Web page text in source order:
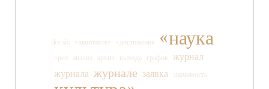
docsis «вконтакте» «достижения «наука
«рен анализ архив выхода график
журнал
журнала журнале заявка значимость